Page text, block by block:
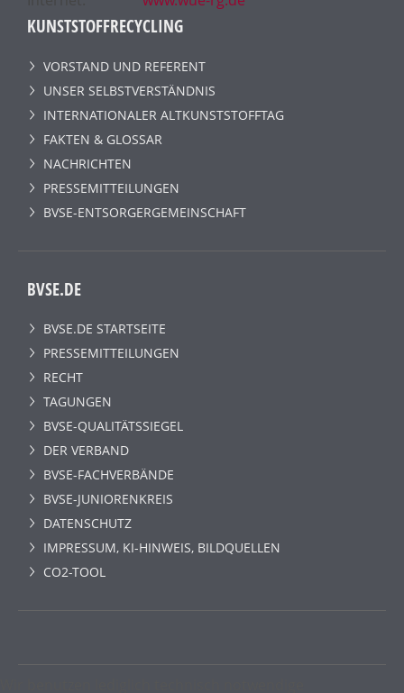
KUNSTSTOFFRECYCLING
VORSTAND UND REFERENT
UNSER SELBSTVERSTÄNDNIS
INTERNATIONALER ALTKUNSTSTOFFTAG
FAKTEN & GLOSSAR
NACHRICHTEN
PRESSEMITTEILUNGEN
BVSE-ENTSORGERGEMEINSCHAFT
BVSE.DE
BVSE.DE STARTSEITE
PRESSEMITTEILUNGEN
RECHT
TAGUNGEN
BVSE-QUALITÄTSSIEGEL
DER VERBAND
BVSE-FACHVERBÄNDE
BVSE-JUNIORENKREIS
DATENSCHUTZ
IMPRESSUM, KI-HINWEIS, BILDQUELLEN
CO2-TOOL